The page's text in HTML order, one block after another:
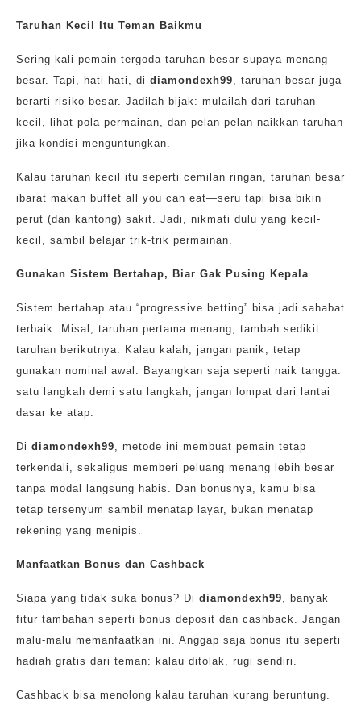
Taruhan Kecil Itu Teman Baikmu
Sering kali pemain tergoda taruhan besar supaya menang
besar. Tapi, hati-hati, di diamondexh99, taruhan besar juga
berarti risiko besar. Jadilah bijak: mulailah dari taruhan
kecil, lihat pola permainan, dan pelan-pelan naikkan taruhan
jika kondisi menguntungkan.
Kalau taruhan kecil itu seperti cemilan ringan, taruhan besar
ibarat makan buffet all you can eat—seru tapi bisa bikin
perut (dan kantong) sakit. Jadi, nikmati dulu yang kecil-
kecil, sambil belajar trik-trik permainan.
Gunakan Sistem Bertahap, Biar Gak Pusing Kepala
Sistem bertahap atau “progressive betting” bisa jadi sahabat
terbaik. Misal, taruhan pertama menang, tambah sedikit
taruhan berikutnya. Kalau kalah, jangan panik, tetap
gunakan nominal awal. Bayangkan saja seperti naik tangga:
satu langkah demi satu langkah, jangan lompat dari lantai
dasar ke atap.
Di diamondexh99, metode ini membuat pemain tetap
terkendali, sekaligus memberi peluang menang lebih besar
tanpa modal langsung habis. Dan bonusnya, kamu bisa
tetap tersenyum sambil menatap layar, bukan menatap
rekening yang menipis.
Manfaatkan Bonus dan Cashback
Siapa yang tidak suka bonus? Di diamondexh99, banyak
fitur tambahan seperti bonus deposit dan cashback. Jangan
malu-malu memanfaatkan ini. Anggap saja bonus itu seperti
hadiah gratis dari teman: kalau ditolak, rugi sendiri.
Cashback bisa menolong kalau taruhan kurang beruntung.